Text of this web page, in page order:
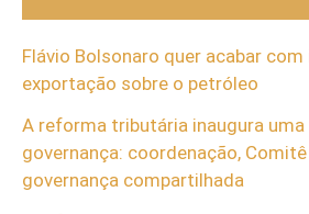
Flávio Bolsonaro quer acabar
exportação sobre o petróleo
A reforma tributária inaugura
governança: coordenação,
governança compartilhada